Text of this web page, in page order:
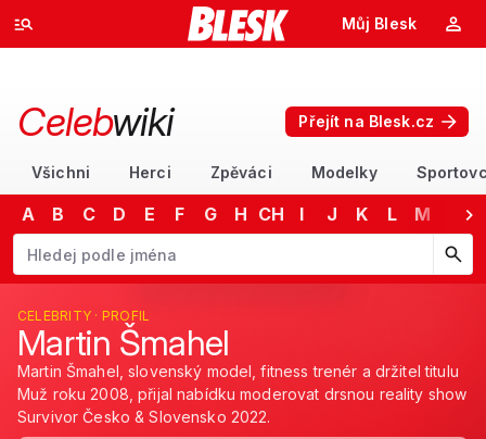
Můj Blesk
Celebwiki Přejít na Blesk.cz
Všichni Herci Zpěváci Modelky
A B C D E F G H CH I J K L M
Začněte psát jméno. Šipkami dolů a nahoru procházejte návrhy,
CELEBRITY · PROFIL
Martin Šmahel
Martin Šmahel, slovenský model, fitness trenér a držitel titulu
Muž roku 2008, přijal nabídku moderovat drsnou reality show
Survivor Česko & Slovensko 2022.